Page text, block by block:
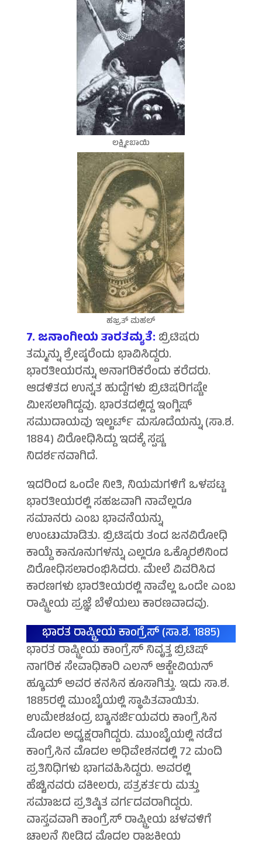
ಲಕ್ಷ್ಮೀಬಾಯಿ
ಹಜ್ರತ್ ಮಹಲ್
7. ಜನಾಂಗೀಯ ತಾರತಮ್ಯತೆ: ಬ್ರಿಟಿಷರು
ತಮ್ಮನ್ನು ಶ್ರೇಷ್ಠರೆಂದು ಭಾವಿಸಿದ್ದರು.
ಭಾರತೀಯರನ್ನು ಅನಾಗರಿಕರೆಂದು ಕರೆದರು.
ಆಡಳಿತದ ಉನ್ನತ ಹುದ್ದೆಗಳು ಬ್ರಿಟಿಷರಿಗಷ್ಟೇ
ಮೀಸಲಾಗಿದ್ದವು. ಭಾರತದಲ್ಲಿದ್ದ ಇಂಗ್ಲಿಷ್
ಸಮುದಾಯವು ಇಲ್ಬರ್ಟ್ ಮಸೂದೆಯನ್ನು (ಸಾ.ಶ.
1884) ವಿರೋಧಿಸಿದ್ದು ಇದಕ್ಕೆ ಸ್ಪಷ್ಟ
ನಿದರ್ಶನವಾಗಿದೆ.
ಇದರಿಂದ ಒಂದೇ ನೀತಿ, ನಿಯಮಗಳಿಗೆ ಒಳಪಟ್ಟ
ಭಾರತೀಯರಲ್ಲಿ ಸಹಜವಾಗಿ ನಾವೆಲ್ಲರೂ
ಸಮಾನರು ಎಂಬ ಭಾವನೆಯನ್ನು
ಉಂಟುಮಾಡಿತು. ಬ್ರಿಟಿಷರು ತಂದ ಜನವಿರೋಧಿ
ಕಾಯ್ದೆ ಕಾನೂನುಗಳನ್ನು ಎಲ್ಲರೂ ಒಕ್ಕೊರಲಿನಿಂದ
ವಿರೋಧಿಸಲಾರಂಭಿಸಿದರು. ಮೇಲೆ ವಿವರಿಸಿದ
ಕಾರಣಗಳು ಭಾರತೀಯರಲ್ಲಿ ನಾವೆಲ್ಲ ಒಂದೇ ಎಂಬ
ರಾಷ್ಟ್ರೀಯ ಪ್ರಜ್ಞೆ ಬೆಳೆಯಲು ಕಾರಣವಾದವು.
ಭಾರತ ರಾಷ್ಟ್ರೀಯ ಕಾಂಗ್ರೆಸ್ (ಸಾ.ಶ. 1885)
ಭಾರತ ರಾಷ್ಟ್ರೀಯ ಕಾಂಗ್ರೆಸ್ ನಿವೃತ್ತ ಬ್ರಿಟಿಷ್
ನಾಗರಿಕ ಸೇವಾಧಿಕಾರಿ ಎಲನ್ ಆಕ್ಟೇವಿಯನ್
ಹ್ಯೂಮ್ ಅವರ ಕನಸಿನ ಕೂಸಾಗಿತ್ತು. ಇದು ಸಾ.ಶ.
1885ರಲ್ಲಿ ಮುಂಬೈಯಲ್ಲಿ ಸ್ಥಾಪಿತವಾಯಿತು.
ಉಮೇಶಚಂದ್ರ ಬ್ಯಾನರ್ಜಿಯವರು ಕಾಂಗ್ರೆಸಿನ
ಮೊದಲ ಅಧ್ಯಕ್ಷರಾಗಿದ್ದರು. ಮುಂಬೈಯಲ್ಲಿ ನಡೆದ
ಕಾಂಗ್ರೆಸಿನ ಮೊದಲ ಅಧಿವೇಶನದಲ್ಲಿ 72 ಮಂದಿ
ಪ್ರತಿನಿಧಿಗಳು ಭಾಗವಹಿಸಿದ್ದರು. ಅವರಲ್ಲಿ
ಹೆಚ್ಚಿನವರು ವಕೀಲರು, ಪತ್ರಕರ್ತರು ಮತ್ತು
ಸಮಾಜದ ಪ್ರತಿಷ್ಠಿತ ವರ್ಗದವರಾಗಿದ್ದರು.
ವಾಸ್ತವವಾಗಿ ಕಾಂಗ್ರೆಸ್ ರಾಷ್ಟ್ರೀಯ ಚಳವಳಿಗೆ
ಚಾಲನೆ ನೀಡಿದ ಮೊದಲ ರಾಜಕೀಯ